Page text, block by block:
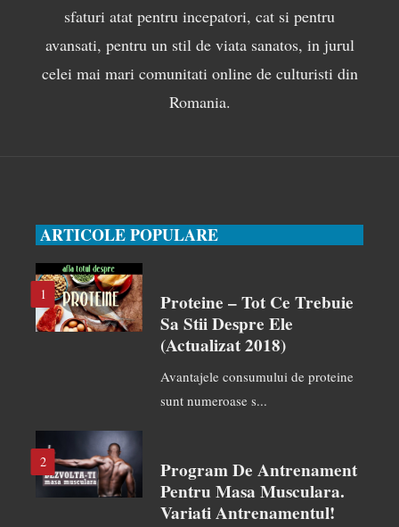
sfaturi atat pentru incepatori, cat si pentru
avansati, pentru un stil de viata sanatos, in jurul
celei mai mari comunitati online de culturisti din
Romania.
ARTICOLE POPULARE
1
Proteine – Tot Ce Trebuie
Sa Stii Despre Ele
(actualizat 2018)
Avantajele consumului de proteine
sunt numeroase s...
2
Program De Antrenament
Pentru Masa Musculara.
Variati Antrenamentul!